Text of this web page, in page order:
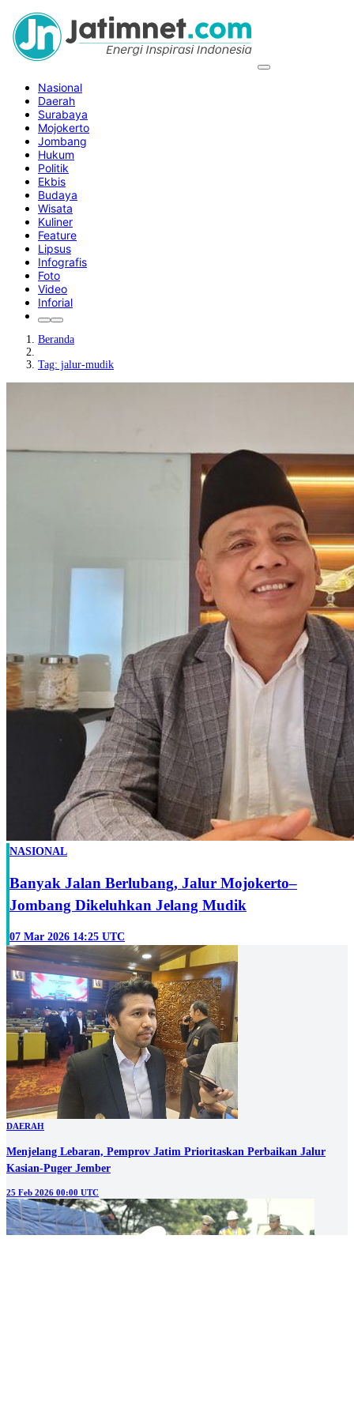
Nasional
Daerah
Surabaya
Mojokerto
Jombang
Hukum
Politik
Ekbis
Budaya
Wisata
Kuliner
Feature
Lipsus
Infografis
Foto
Video
Inforial
Beranda
Tag: jalur-mudik
NASIONAL
Banyak Jalan Berlubang, Jalur Mojokerto–
Jombang Dikeluhkan Jelang Mudik
07 Mar 2026 14:25 UTC
DAERAH
Menjelang Lebaran, Pemprov Jatim Prioritaskan Perbaikan Jalur
Kasian-Puger Jember
25 Feb 2026 00:00 UTC